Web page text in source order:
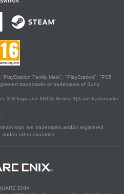
Family Mark", "PlayStation", "PS5
trademarks or trademarks of Sony
X|S logo and XBOX Series X|S are trademarks
logo are trademarks and/or registered
or other countries.
ENIX